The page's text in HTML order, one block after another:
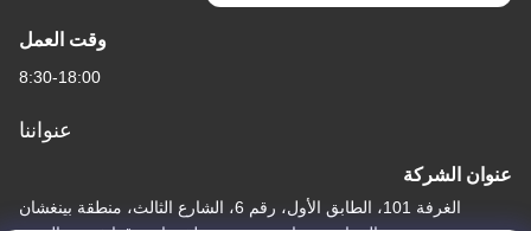
وقت العمل
8:30-18:00
عنواننا
عنوان الشركة
الغرفة 101، الطابق الأول، رقم 6، الشارع الثالث، منطقة بينغشان